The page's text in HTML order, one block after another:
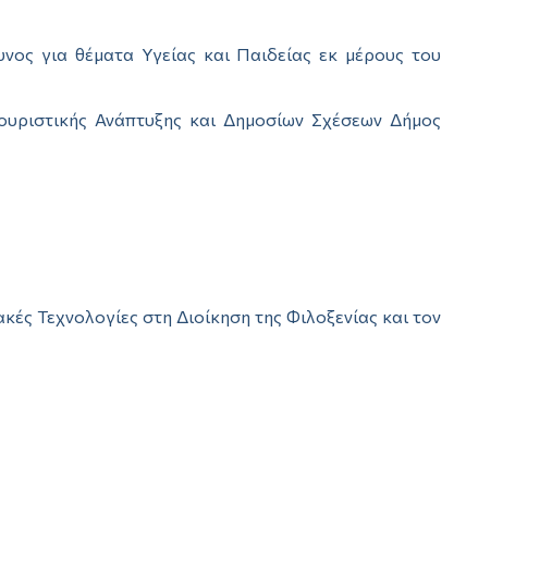
για θέματα Υγείας και Παιδείας εκ μέρους του
Ανάπτυξης και Δημοσίων Σχέσεων Δήμος
Τεχνολογίες στη Διοίκηση της Φιλοξενίας και τον